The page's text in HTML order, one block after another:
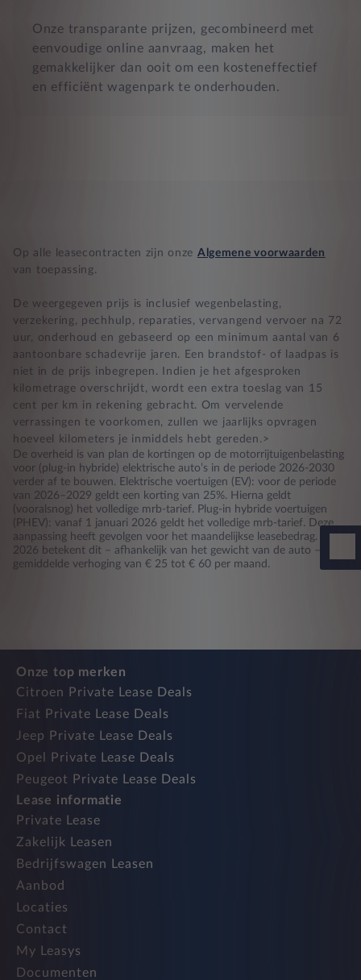
Onze transparante prijzen, gecombineerd met
eenvoudige online aanvraag, maken het
gemakkelijker dan ooit om een kosteneffectief
en efficiënt wagenpark te onderhouden.
Op alle leasecontracten zijn onze Algemene voorwaarden
van toepassing.
De weergegeven prijs is inclusief wegenbelasting,
verzekering, pechhulp, reparaties, vervangend vervoer na 72
uur, onderhoud en gebaseerd op een minimum aantal van 6
aantoonbare schadevrije jaren. Een brandstof- of laadpas is
niet in de prijs inbegrepen. Indien je het afgesproken
kilometrage overschrijdt, wordt een extra toeslag van 15
cent per km in rekening gebracht. Om vervelende
verrassingen te voorkomen, zullen we jaarlijks opvragen
hoeveel kilometers je inmiddels hebt gereden.>
De overheid is van plan de kortingen op de motorrijtuigenbelasting
voor (plug-in hybride) elektrische auto’s in de periode 2026-2030
verder af te bouwen. Elektrische voertuigen (EV): voor de periode
van 2026–2029 geldt een korting van 25%. Hierna geldt
(vooralsnog) het volledige mrb-tarief. Plug-in hybride voertuigen
(PHEV): vanaf 1 januari 2026 geldt het volledige mrb-tarief. Deze
aanpassing heeft gevolgen voor het maandelijkse leasebedrag. Voor
2026 betekent dit – afhankelijk van het gewicht van de auto – een
gemiddelde verhoging van € 25 tot € 60 per maand.
Onze top merken
Citroen Private Lease Deals
Fiat Private Lease Deals
Jeep Private Lease Deals
Opel Private Lease Deals
Peugeot Private Lease Deals
Lease informatie
Private Lease
Zakelijk Leasen
Bedrijfswagen Leasen
Aanbod
Locaties
Contact
My Leasys
Documenten